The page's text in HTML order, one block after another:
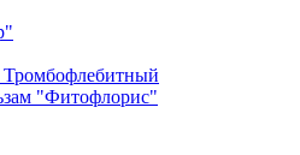
"Фитофлорис"